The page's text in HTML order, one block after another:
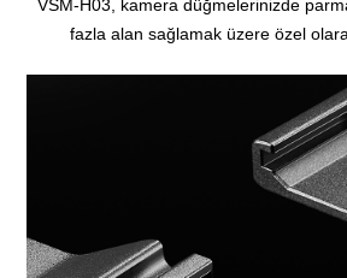
VSM-H03, kamera düğmelerinizde
fazla alan sağlamak üzere özel